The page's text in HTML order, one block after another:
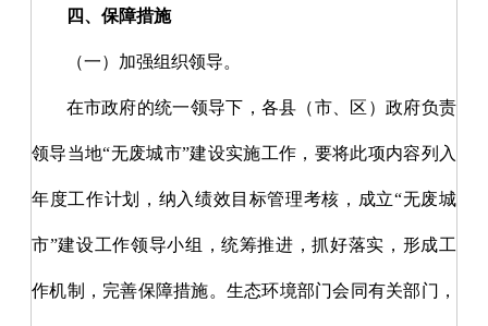
四、保障措施
（一）加强组织领导。
在市政府的统一领导下，各县（市、区）政府负责
领导当地“无废城市”建设实施工作，要将此项内容列入
年度工作计划，纳入绩效目标管理考核，成立“无废城
市”建设工作领导小组，统筹推进，抓好落实，形成工
作机制，完善保障措施。生态环境部门会同有关部门，